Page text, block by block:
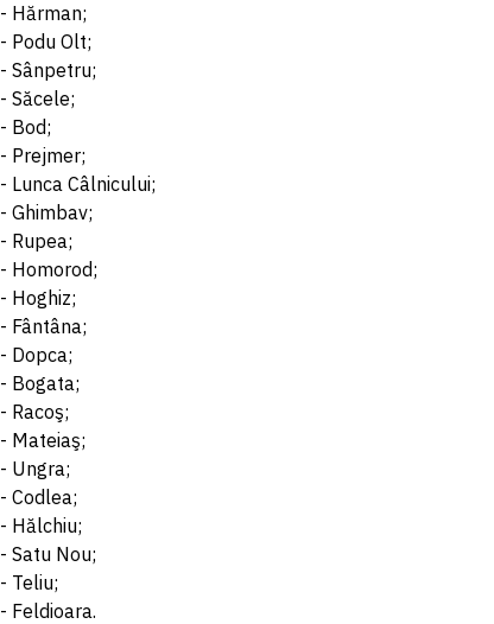
- Hărman;
- Podu Olt;
- Sânpetru;
- Săcele;
- Bod;
- Prejmer;
- Lunca Câlnicului;
- Ghimbav;
- Rupea;
- Homorod;
- Hoghiz;
- Fântâna;
- Dopca;
- Bogata;
- Racoş;
- Mateiaş;
- Ungra;
- Codlea;
- Hălchiu;
- Satu Nou;
- Teliu;
- Feldioara.